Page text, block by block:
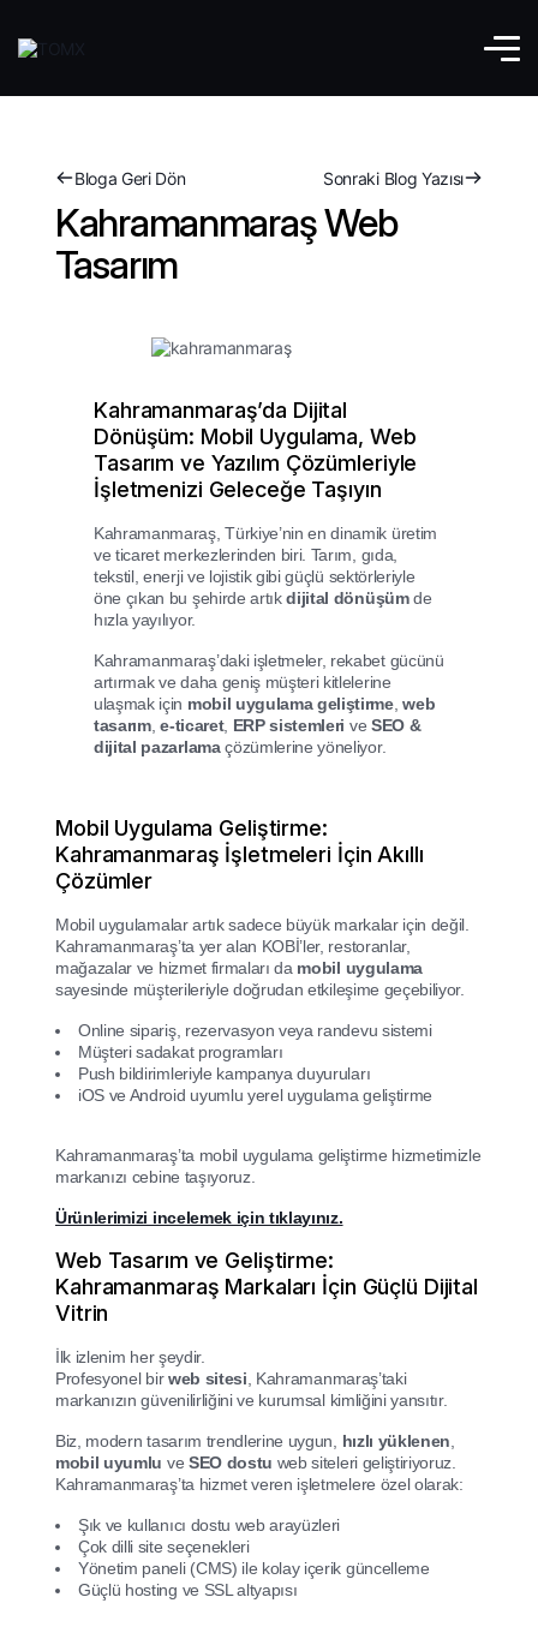
Bloga Geri Dön Sonraki Blog Yazısı
Kahramanmaraş Web
Tasarım
Kahramanmaraş’da Dijital
Dönüşüm: Mobil Uygulama, Web
Tasarım ve Yazılım Çözümleriyle
İşletmenizi Geleceğe Taşıyın
Kahramanmaraş, Türkiye’nin en dinamik üretim
ve ticaret merkezlerinden biri. Tarım, gıda,
tekstil, enerji ve lojistik gibi güçlü sektörleriyle
öne çıkan bu şehirde artıkdijital dönüşümde
hızla yayılıyor.
Kahramanmaraş’daki işletmeler, rekabet gücünü
artırmak ve daha geniş müşteri kitlelerine
ulaşmak için mobil uygulama geliştirme,web
tasarım,e-ticaret, ERP sistemleri ve SEO &
dijital pazarlamaçözümlerine yöneliyor.
Mobil Uygulama Geliştirme:
Kahramanmaraş İşletmeleri İçin Akıllı
Çözümler
Mobil uygulamalar artık sadece büyük markalar için değil.
Kahramanmaraş’ta yer alan KOBİ’ler, restoranlar,
mağazalar ve hizmet firmaları da mobil uygulama
sayesinde müşterileriyle doğrudan etkileşime geçebiliyor.
Online sipariş, rezervasyon veya randevu sistemi
Müşteri sadakat programları
Push bildirimleriyle kampanya duyuruları
iOS ve Android uyumlu yerel uygulama geliştirme
Kahramanmaraş’ta mobil uygulama geliştirme hizmetimizle
markanızı cebine taşıyoruz.
Ürünlerimizi incelemek için tıklayınız.
Web Tasarım ve Geliştirme:
Kahramanmaraş Markaları İçin Güçlü Dijital
Vitrin
İlk izlenim her şeydir.
Profesyonel birweb sitesi , Kahramanmaraş’taki
markanızın güvenilirliğini ve kurumsal kimliğini yansıtır.
Biz, modern tasarım trendlerine uygun, hızlı yüklenen
mobil uyumlu ve SEO dostu web siteleri geliştiriyoruz.
Kahramanmaraş’ta hizmet veren işletmelere özel olarak:
Şık ve kullanıcı dostu web arayüzleri
Çok dilli site seçenekleri
Yönetim paneli (CMS) ile kolay içerik güncelleme
Güçlü hosting ve SSL altyapısı